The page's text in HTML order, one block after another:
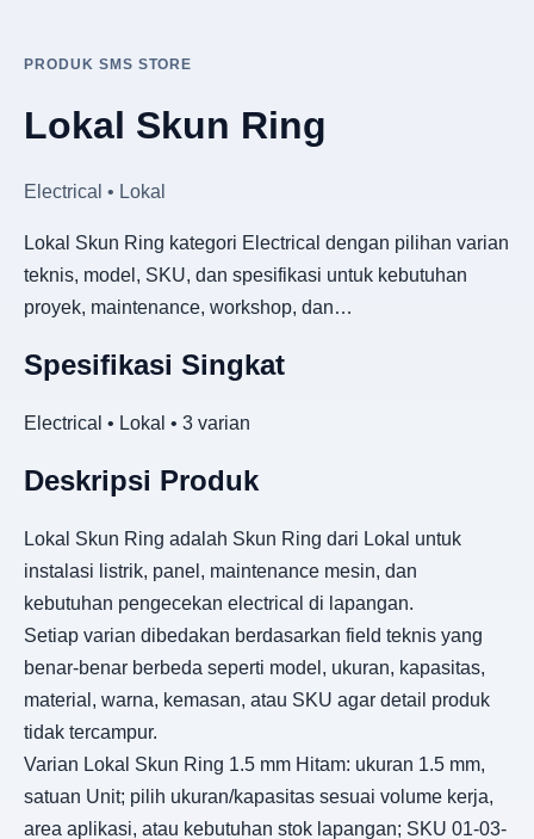
PRODUK SMS STORE
Lokal Skun Ring
Electrical • Lokal
Lokal Skun Ring kategori Electrical dengan pilihan varian
teknis, model, SKU, dan spesifikasi untuk kebutuhan
proyek, maintenance, workshop, dan…
Spesifikasi Singkat
Electrical • Lokal • 3 varian
Deskripsi Produk
Lokal Skun Ring adalah Skun Ring dari Lokal untuk
instalasi listrik, panel, maintenance mesin, dan
kebutuhan pengecekan electrical di lapangan.
Setiap varian dibedakan berdasarkan field teknis yang
benar-benar berbeda seperti model, ukuran, kapasitas,
material, warna, kemasan, atau SKU agar detail produk
tidak tercampur.
Varian Lokal Skun Ring 1.5 mm Hitam: ukuran 1.5 mm,
satuan Unit; pilih ukuran/kapasitas sesuai volume kerja,
area aplikasi, atau kebutuhan stok lapangan; SKU 01-03-